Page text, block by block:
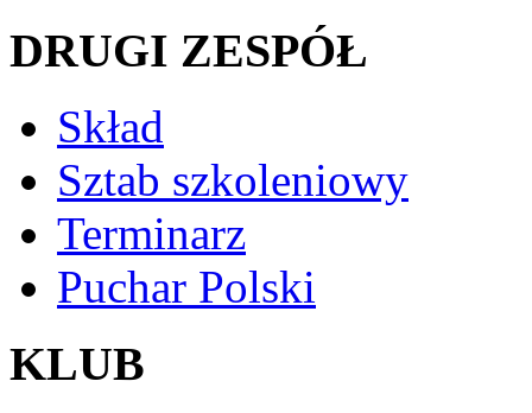
DRUGI ZESPÓŁ
Skład
Sztab szkoleniowy
Terminarz
Puchar Polski
KLUB